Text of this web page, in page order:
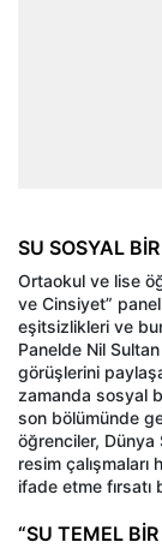
SU SOSYAL
Ortaokul ve lise
ve Cinsiyet”
eşitsizlikleri ve
Panelde Nil
görüşlerini
zamanda sosyal
son bölümünde
öğrenciler, Dünya
resim çalışmaları
ifade etme fırsatı
“SU TEMEL